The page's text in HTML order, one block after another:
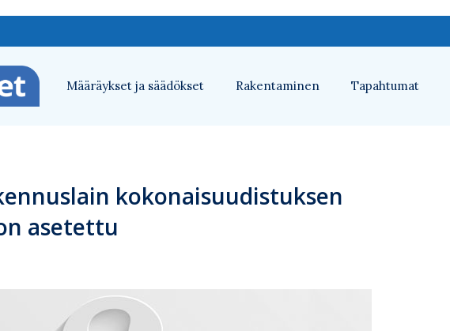
Määräykset ja säädökset Rakentaminen Tapahtumat
kokonaisuudistuksen
asetettu